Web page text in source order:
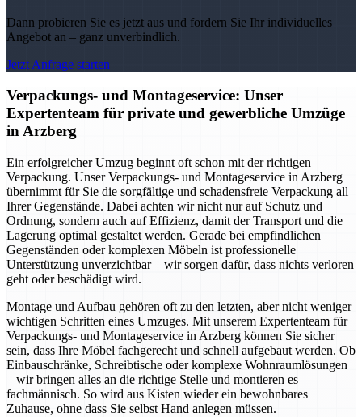
Dann probieren Sie es jetzt aus und fordern Sie Ihr individuelles
Angebot an – ganz unverbindlich.
Jetzt Anfrage starten
Verpackungs- und Montageservice: Unser
Expertenteam für private und gewerbliche Umzüge
in Arzberg
Ein erfolgreicher Umzug beginnt oft schon mit der richtigen
Verpackung. Unser Verpackungs- und Montageservice in Arzberg
übernimmt für Sie die sorgfältige und schadensfreie Verpackung all
Ihrer Gegenstände. Dabei achten wir nicht nur auf Schutz und
Ordnung, sondern auch auf Effizienz, damit der Transport und die
Lagerung optimal gestaltet werden. Gerade bei empfindlichen
Gegenständen oder komplexen Möbeln ist professionelle
Unterstützung unverzichtbar – wir sorgen dafür, dass nichts verloren
geht oder beschädigt wird.
Montage und Aufbau gehören oft zu den letzten, aber nicht weniger
wichtigen Schritten eines Umzuges. Mit unserem Expertenteam für
Verpackungs- und Montageservice in Arzberg können Sie sicher
sein, dass Ihre Möbel fachgerecht und schnell aufgebaut werden. Ob
Einbauschränke, Schreibtische oder komplexe Wohnraumlösungen
– wir bringen alles an die richtige Stelle und montieren es
fachmännisch. So wird aus Kisten wieder ein bewohnbares
Zuhause, ohne dass Sie selbst Hand anlegen müssen.